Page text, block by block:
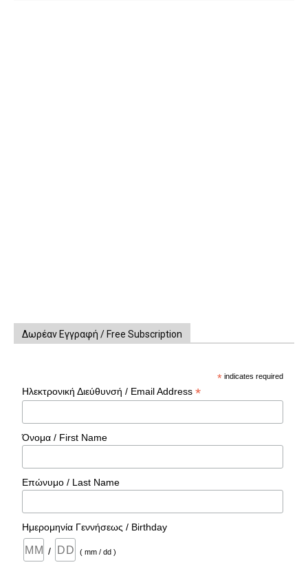
Δωρέαν Εγγραφή / Free Subscription
* indicates required
Ηλεκτρονική Διεύθυνσή / Email Address*
Όνομα / First Name
Επώνυμο / Last Name
Ημερομηνία Γεννήσεως / Birthday
/ ( mm / dd )